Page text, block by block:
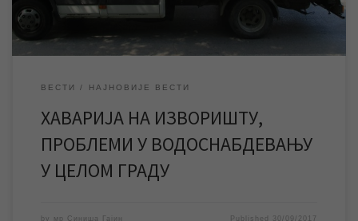
ВЕСТИ НАЈНОВИЈЕ ВЕСТИ
ХАВАРИЈА НА ИЗВОРИШТУ,
ПРОБЛЕМИ У ВОДОСНАБДЕВАЊУ
У ЦЕЛОМ ГРАДУ
by мр Синиша Гајин Published 30/09/2017